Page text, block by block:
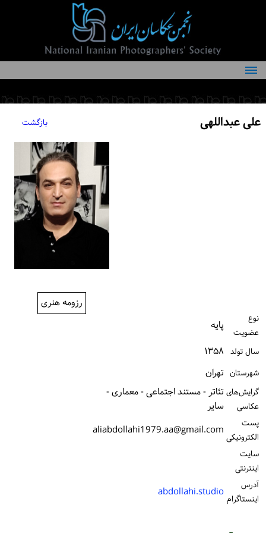
درباره انجمن
کمیته‌های انجمن
علی عبداللهی بازگشت
رزومه هنری
نوع
عضویت
پایه
سال تولد ۱۳۵۸
شهرستان تهران
گرایش‌های
عکاسی
تئاتر - مستند اجتماعی - معماری -
سایر
پست
الكترونیكی aliabdollahi1979.aa@gmail.com
سایت
اینترنتی
آدرس
اینستاگرام abdollahi.studio